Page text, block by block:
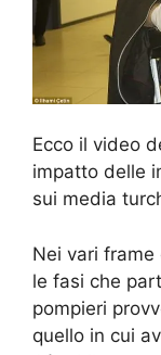
Ecco il video
impatto delle
sui media
Nei vari
le fasi che
pompieri
quello in cui